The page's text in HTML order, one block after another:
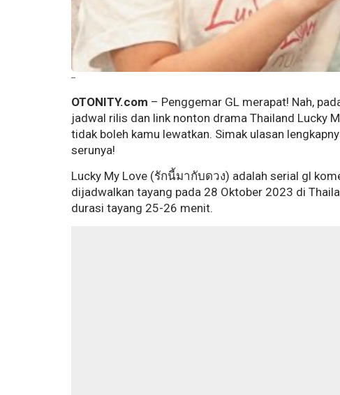
--
OTONITY.com – Penggemar GL merapat! Nah,
jadwal rilis dan link nonton drama Thailand Lucky
tidak boleh kamu lewatkan. Simak ulasan
serunya!
Lucky My Love (รักนี้มากับดวง) adalah serial gl
dijadwalkan tayang pada 28 Oktober 2023 di
durasi tayang 25-26 menit.